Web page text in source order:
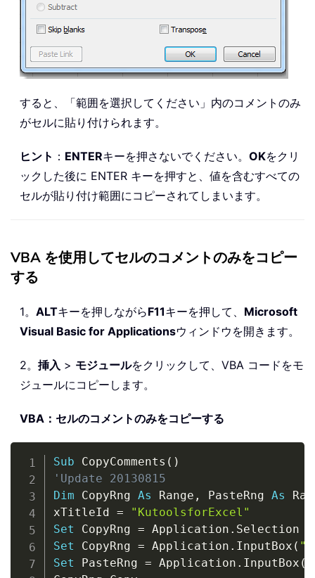
すると、「範囲を選択してください」内のコメントのみ
がセルに貼り付けられます。
ヒント ： ENTERキーを押さないでください。 OKをクリ
ックした後に ENTER キーを押すと、値を含むすべての
セルが貼り付け範囲にコピーされてしまいます。
VBA を使用してセルのコメントのみをコピー
する
1。 ALTキーを押しながらF11キーを押して、 Microsoft
Visual Basic for Applicationsウィンドウを開きます。
2。 挿入 > モジュールをクリックして、VBA コードをモ
ジュールにコピーします。
VBA：セルのコメントのみをコピーする
Sub CopyComments ( )
'Update 20130815
Dim CopyRng As Range , PasteRng As
xTitleId =
"KutoolsforExcel"
Set CopyRng = Application .
Set CopyRng = Application . InputBox (
Set PasteRng = Application . InputBox (